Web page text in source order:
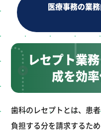
医療事務の業
レセプト業
成を効
歯科のレセプトとは、患
負担する分を請求するた